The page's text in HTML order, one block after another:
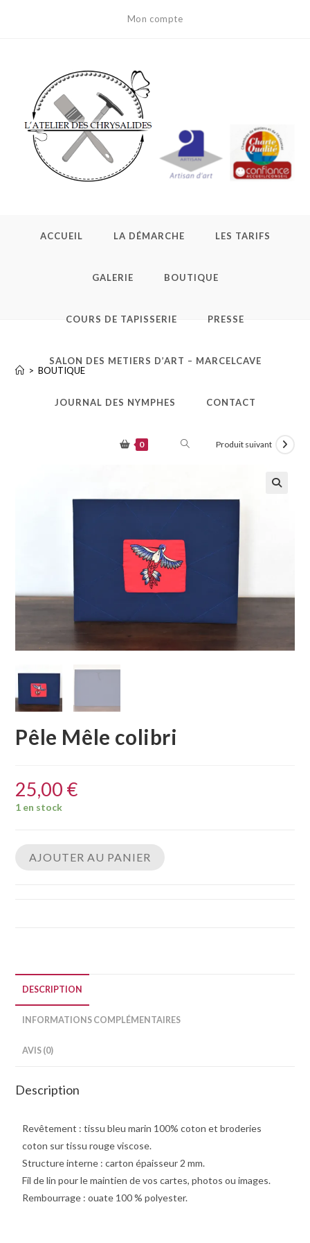
Mon compte
ACCUEIL LA DÉMARCHE LES TARIFS
GALERIE BOUTIQUE
COURS DE TAPISSERIE PRESSE
SALON DES METIERS D’ART – MARCELCAVE
JOURNAL DES NYMPHES CONTACT
0
> BOUTIQUE
Produit suivant
Pêle Mêle colibri
25,00 €
1 en stock
AJOUTER AU PANIER
DESCRIPTION
INFORMATIONS COMPLÉMENTAIRES
AVIS (0)
Description
Revêtement : tissu bleu marin 100% coton et broderies
coton sur tissu rouge viscose.
Structure interne : carton épaisseur 2 mm.
Fil de lin pour le maintien de vos cartes, photos ou images.
Rembourrage : ouate 100 % polyester.